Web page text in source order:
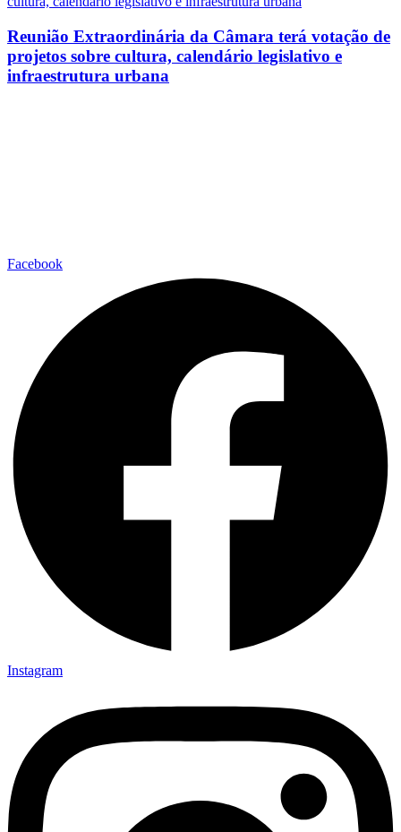
Reunião Extraordinária da Câmara terá votação de
projetos sobre cultura, calendário legislativo e
infraestrutura urbana
Facebook
Instagram